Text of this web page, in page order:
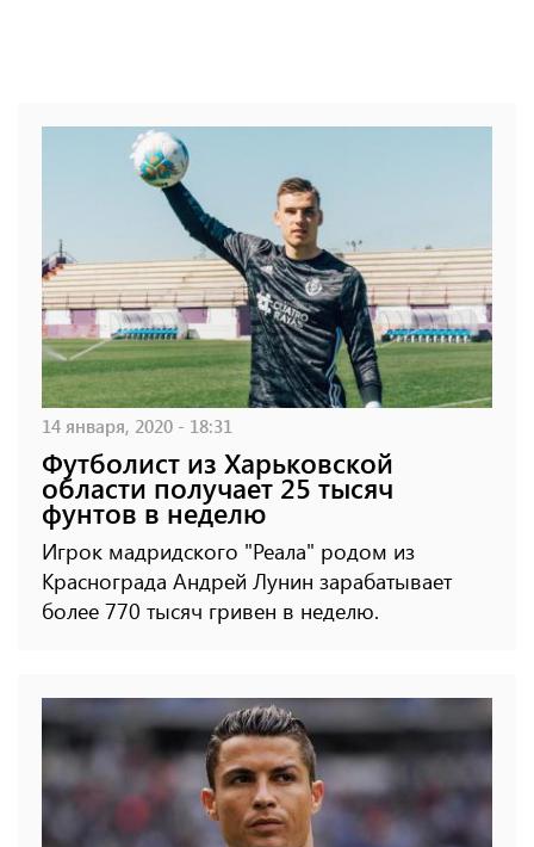
14 января, 2020 - 18:31
Футболист из Харьковской
области получает 25 тысяч
фунтов в неделю
Игрок мадридского "Реала" родом из
Краснограда Андрей Лунин зарабатывает
более 770 тысяч гривен в неделю.